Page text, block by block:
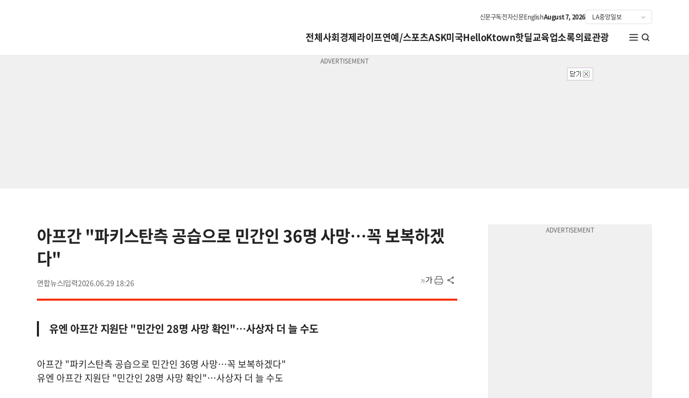
신문구독전자신문EnglishAugust 7, 2026
전체사회경제라이프연예/스포츠ASK미국HelloKtown핫딜교육업소록의료관광
아프간 "파키스탄측 공습으로 민간인 36명 사망…꼭 보복하겠
다"
연합뉴스 2026.06.29 18:26
유엔 아프간 지원단 "민간인 28명 사망 확인"…사상자 더 늘 수도
아프간 "파키스탄측 공습으로 민간인 36명 사망…꼭 보복하겠다"
유엔 아프간 지원단 "민간인 28명 사망 확인"…사상자 더 늘 수도